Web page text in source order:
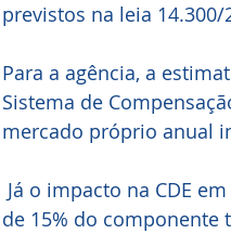
previstos na leia
Para a agência, a
Sistema de
mercado próprio anual
de 15% do componente